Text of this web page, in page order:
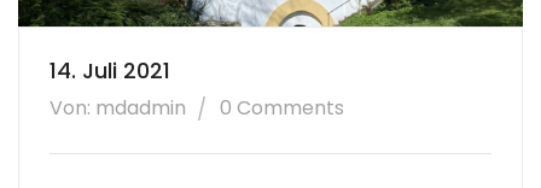
14. Juli 2021
Von: mdadmin 0 Comments